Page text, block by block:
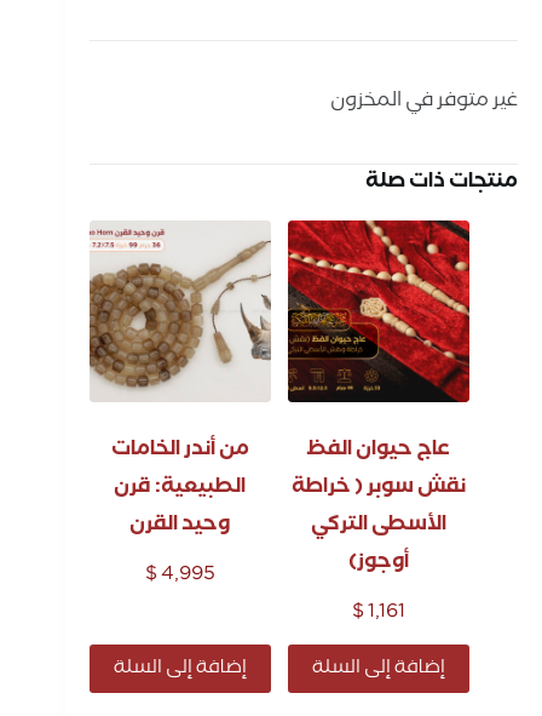
غير متوفر في المخزون
منتجات ذات صلة
عاج حيوان الفظ
نقش سوبر ( خراطة
الأسطى التركي
أوجوز)
$1,161
إضافة إلى السلة
من أندر الخامات
الطبيعية: قرن
وحيد القرن
$4,995
إضافة إلى السلة